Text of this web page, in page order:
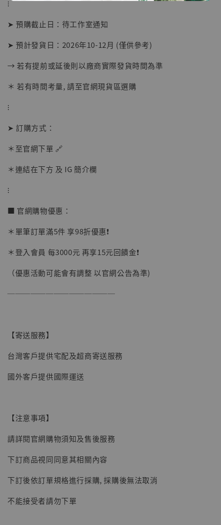
【店內現貨】海賊王 系列蒐藏雕像 布魯克達
NT$ 1,870
加購優惠【讓子彈飛 鵝城縣長 張麻子 [BK01]】
【現貨】BJSTUDIO 1/6系列可動蒐藏人偶 讓
NT$ 4,980
NT$ 5,300
⁝
➤ 預購截止日：待工作室通知
➤ 預計發貨日：2026年10-12月 (僅供參考)
→ 若有提前或延後則以廠商實際發貨時間為準
＊ 若有時間考量, 請至官網現貨區選購
⁝
➤ 訂購方式：
＊至官網下單 🔗
＊連結在下方 及 IG 簡介欄
⁝
■ 官網購物優惠：
＊單筆訂單滿5件 享98折優惠❗️
＊登入會員 每3000元 再享15元回饋金❗️
（優惠活動可能會有調整 以官網公告為準)
──────────────
【寄送服務】
台灣客戶提供宅配及超商寄送服務
國外客戶提供國際運送
【注意事項】
請詳閱官網購物須知及售後服務
下訂商品視同同意其相關內容
下訂後依訂單規格進行採購, 採購後無法取消
不能接受者請勿下單